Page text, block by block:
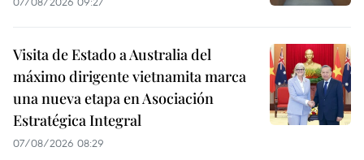
Visita de Estado a Australia del
máximo dirigente vietnamita marca
una nueva etapa en Asociación
Estratégica Integral
07/08/2026 08:29